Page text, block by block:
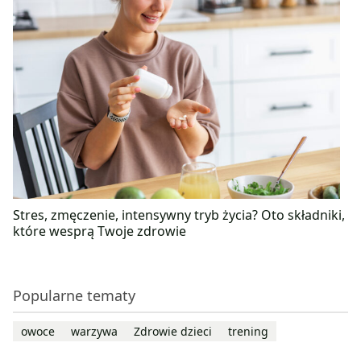
Stres, zmęczenie, intensywny tryb życia? Oto składniki,
które wesprą Twoje zdrowie
Popularne tematy
owoce warzywa Zdrowie dzieci trening